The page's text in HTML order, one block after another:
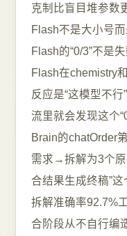
克制比盲目堆参数
Flash不是大小号
Flash的“0/3”不是
Flash在chemistry
反应是“这模型不
流里就会发现这个
Brain的chatOrder
需求→拆解为3个
合结果生成终稿”
拆解准确率92.7%
合阶段从不自行编